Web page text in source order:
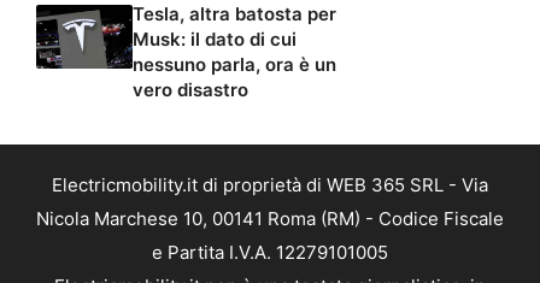
Tesla, altra batosta per
Musk: il dato di cui
nessuno parla, ora è un
vero disastro
Electricmobility.it di proprietà di WEB 365 SRL - Via
Nicola Marchese 10, 00141 Roma (RM) - Codice Fiscale
e Partita I.V.A. 12279101005